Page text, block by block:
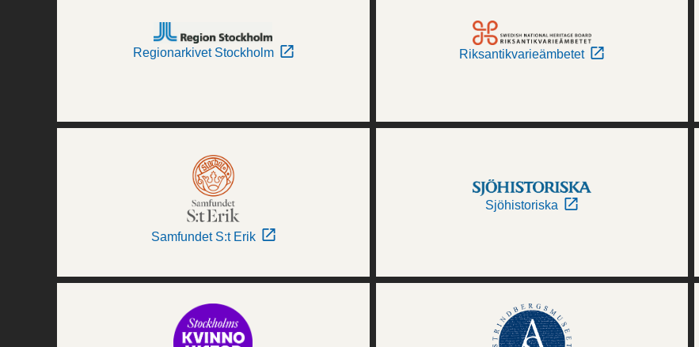
Regionarkivet Stockholm Riksantikvarieämbetet
Samfundet S:t Erik
Sjöhistoriska